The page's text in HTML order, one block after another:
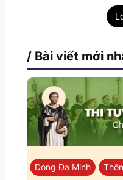
/ Bài viết mới
Dòng Đa Minh